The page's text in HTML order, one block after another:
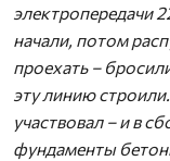
электропередачи
начали, потом
проехать –
эту линию
участвовал – и в
фундаменты